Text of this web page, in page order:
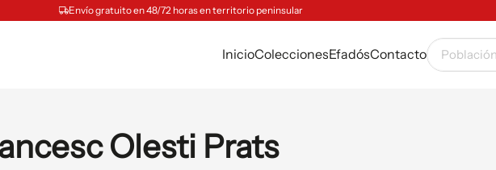
Envío gratuito en 48/72 horas en territorio peninsular
InicioColeccionesEfadósContacto
Olesti Prats